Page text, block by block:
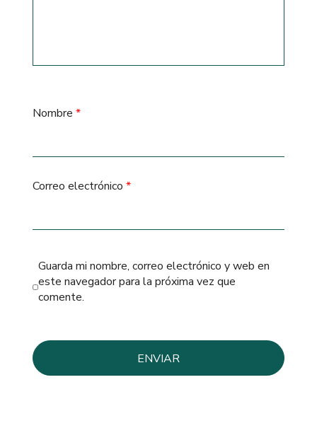
Nombre *
Correo electrónico *
Guarda mi nombre, correo electrónico y web en
este navegador para la próxima vez que
comente.